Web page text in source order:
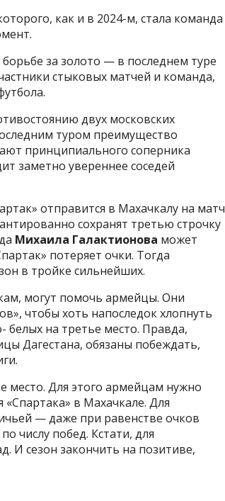
как и в 2024-м, стала команда
за золото — в последнем туре
стыковых матчей и команда,
двух московских
туром преимущество
принципиального соперника
заметно увереннее соседей
отправится в Махачкалу на матч
сохранят третью строчку
Михаила Галактионова может
потеряет очки. Тогда
в тройке сильнейших.
могут помочь армейцы. Они
чтобы хоть напоследок хлопнуть
на третье место. Правда,
Дагестана, обязаны побеждать,
место. Для этого армейцам нужно
в Махачкале. Для
— даже при равенстве очков
числу побед. Кстати, для
И сезон закончить на позитиве,